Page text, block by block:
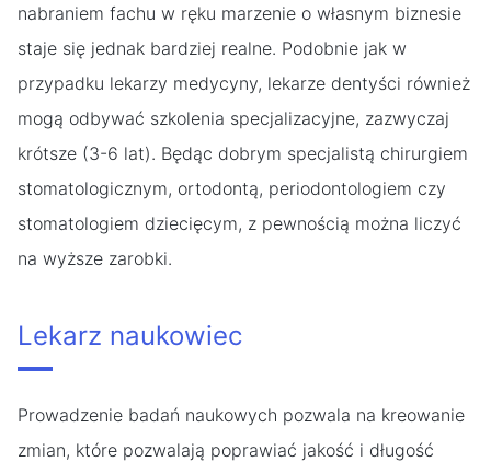
nabraniem fachu w ręku marzenie o własnym biznesie
staje się jednak bardziej realne. Podobnie jak w
przypadku lekarzy medycyny, lekarze dentyści również
mogą odbywać szkolenia specjalizacyjne, zazwyczaj
krótsze (3-6 lat). Będąc dobrym specjalistą chirurgiem
stomatologicznym, ortodontą, periodontologiem czy
stomatologiem dziecięcym, z pewnością można liczyć
na wyższe zarobki.
Lekarz naukowiec
Prowadzenie badań naukowych pozwala na kreowanie
zmian, które pozwalają poprawiać jakość i długość